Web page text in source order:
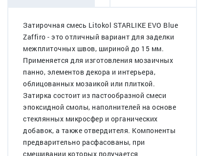
Затирочная смесь Litokol STARLIKE EVO Blue
Zaffiro - это отличный вариант для заделки
межплиточных швов, шириной до 15 мм.
Применяется для изготовления мозаичных
панно, элементов декора и интерьера,
облицованных мозаикой или плиткой.
Затирка состоит из пастообразной смеси
эпоксидной смолы, наполнителей на основе
стеклянных микросфер и органических
добавок, а также отвердителя. Компоненты
предварительно расфасованы, при
смешивании которых получается